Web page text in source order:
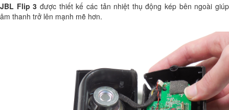
JBL Flip 3 được thiết kế các tản nhiệt thụ động kép bên ngoài giúp
âm thanh trở lên mạnh mẽ hơn.